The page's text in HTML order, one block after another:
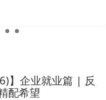
】企业就业篇 | 反
配希望